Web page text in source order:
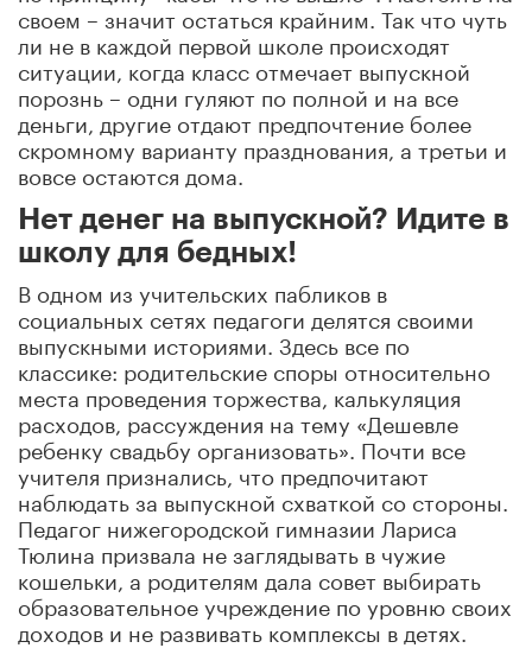
своем – значит остаться крайним. Так что чуть
ли не в каждой первой школе происходят
ситуации, когда класс отмечает выпускной
порознь – одни гуляют по полной и на все
деньги, другие отдают предпочтение более
скромному варианту празднования, а третьи и
вовсе остаются дома.
Нет денег на выпускной? Идите в
школу для бедных!
В одном из учительских пабликов в
социальных сетях педагоги делятся своими
выпускными историями. Здесь все по
классике: родительские споры относительно
места проведения торжества, калькуляция
расходов, рассуждения на тему «Дешевле
ребенку свадьбу организовать». Почти все
учителя признались, что предпочитают
наблюдать за выпускной схваткой со стороны.
Педагог нижегородской гимназии Лариса
Тюлина призвала не заглядывать в чужие
кошельки, а родителям дала совет выбирать
образовательное учреждение по уровню своих
доходов и не развивать комплексы в детях.